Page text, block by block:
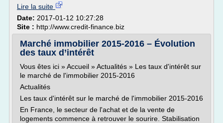
Lire la suite
Date: 2017-01-12 10:27:28
Site : http://www.credit-finance.biz
Marché immobilier 2015-2016 – Évolution
des taux d’intérêt
Vous êtes ici » Accueil » Actualités » Les taux d'intérêt sur
le marché de l'immobilier 2015-2016
Actualités
Les taux d'intérêt sur le marché de l'immobilier 2015-2016
En France, le secteur de l'achat et de la vente de
logements commence à retrouver le sourire. Stabilisation